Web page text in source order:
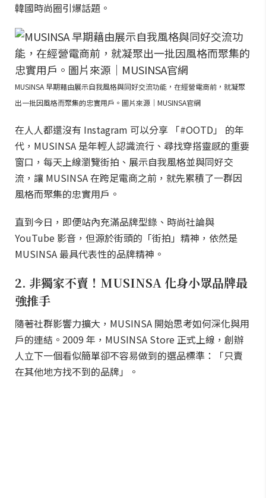
韓國時尚圈引爆話題。
MUSINSA 早期藉由展示自我風格與同好交流功能，在經營電商前，就凝聚
出一批因風格而聚集的忠實用戶。圖片來源｜MUSINSA官網
在人人都還沒有 Instagram 可以分享 「#OOTD」 的年
代，MUSINSA 是年輕人認識流行、尋找穿搭靈感的重要
窗口，每天上線瀏覽街拍、展示自我風格並與同好交
流，讓 MUSINSA 在跨足電商之前，就先累積了一群因
風格而聚集的忠實用戶。
直到今日，即便站內充滿品牌型錄、時尚社論與
YouTube 影音，但源於街頭的「街拍」精神，依然是
MUSINSA 最具代表性的品牌精神。
2. 非獨家不賣！MUSINSA 化身小眾品牌最
強推手
隨著社群影響力擴大，MUSINSA 開始思考如何深化與用
戶的連結。2009 年，MUSINSA Store 正式上線，創辦
人立下一個看似簡單卻不容易做到的選品標準：「只賣
在其他地方找不到的品牌」。